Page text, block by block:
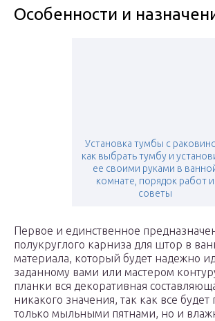
Особенности и
Установка тумбы с
как выбрать тумбу и
ее своими руками в
комнате, порядок работ и
советы
Первое и единственное
полукруглого карниза для штор в
материала, который будет надежно
заданному вами или мастером
планки вся декоративная
никакого значения, так как все
только мыльными пятнами, но и